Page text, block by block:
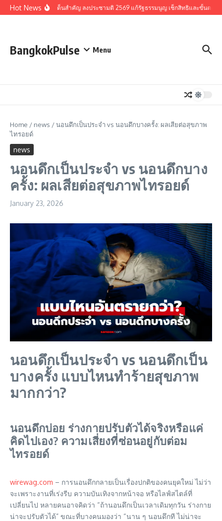
Skip to content
Hot Newsรวมประเด็นสำคัญ ลงประชามติ 2569 แก้รัฐธรรมนูญ เช็กสิทธิและขั้นตอน
BangkokPulse Menu
Home / news /นอนดึกเป็นประจำ vs นอนดึกบางครั้ง: ผลเสียต่อสุขภาพ
ไทรอยด์
news
นอนดึกเป็นประจำ vs นอนดึกบาง
ครั้ง: ผลเสียต่อสุขภาพไทรอยด์
January 23, 2026
นอนดึกเป็นประจำ vs นอนดึกเป็น
บางครั้ง แบบไหนทำร้ายสุขภาพ
มากกว่า?
นอนดึกบ่อย ร่างกายปรับตัวได้จริงหรือแค่
คิดไปเอง? ความเสี่ยงที่ซ่อนอยู่กับต่อม
ไทรอยด์
wirewag.com – การนอนดึกกลายเป็นเรื่องปกติของคนยุคใหม่ ไม่ว่า
จะเพราะงานที่เร่งรีบ ความบันเทิงจากหน้าจอ หรือไลฟ์สไตล์ที่
เปลี่ยนไป หลายคนอาจคิดว่า “ถ้านอนดึกเป็นเวลาเดิมทุกวัน ร่างกาย
น่าจะปรับตัวได้” ขณะที่บางคนมองว่า “นาน ๆ นอนดึกที ไม่น่าจะ